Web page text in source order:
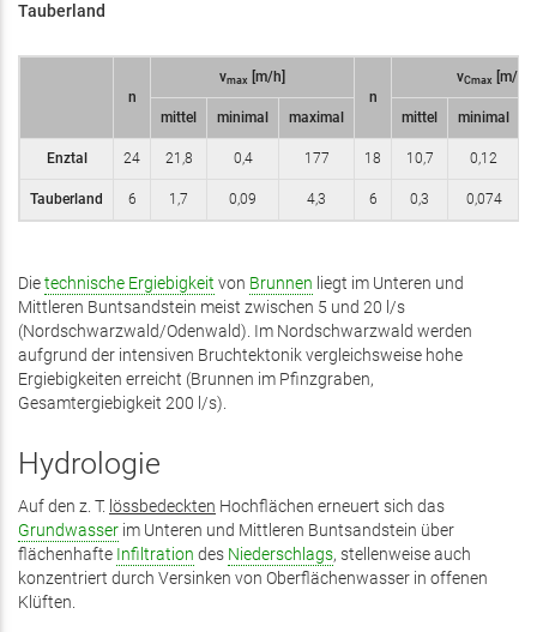
Tauberland
n
vmax
[m/h]
n
vCmax [m/h]
mittel minimal maximal mittel minimal
Enztal 24 21,8 0,4 177 18 10,7 0,12
Tauberland 6 1,7 0,09 4,3 6 0,3 0,074
Dietechnische Ergiebigkeit von Brunnen liegt im Unteren und
Mittleren Buntsandstein meist zwischen 5 und 20 l/s
(Nordschwarzwald/­Odenwald). Im Nordschwarzwald werden
aufgrund der intensiven Bruchtektonik vergleichsweise hohe
Ergiebigkeiten erreicht (Brunnen im Pfinzgraben,
Gesamtergiebigkeit 200 l/s).
Hydrologie
Auf den z. T. lössbedeckten Hochflächen erneuert sich das
Grundwasser im Unteren und Mittleren Buntsandstein über
flächenhafte Infiltration des Niederschlags, stellenweise auch
konzentriert durch Versinken von Oberflächenwasser in offenen
Klüften.